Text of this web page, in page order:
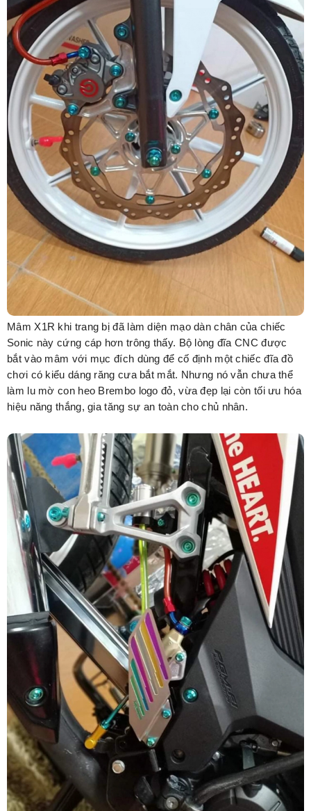
Mâm X1R khi trang bị đã làm diện mạo dàn chân của chiếc
Sonic này cứng cáp hơn trông thấy. Bộ lòng đĩa CNC được
bắt vào mâm với mục đích dùng để cố định một chiếc đĩa đồ
chơi có kiểu dáng răng cưa bắt mắt. Nhưng nó vẫn chưa thể
làm lu mờ con heo Brembo logo đỏ, vừa đẹp lại còn tối ưu hóa
hiệu năng thắng, gia tăng sự an toàn cho chủ nhân.